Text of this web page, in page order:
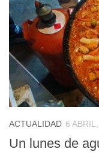
ACTUALIDAD 6
Un lunes de